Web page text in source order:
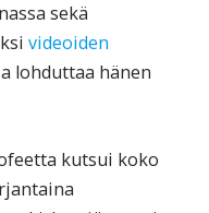
sekä
videoiden
lohduttaa hänen
kutsui koko